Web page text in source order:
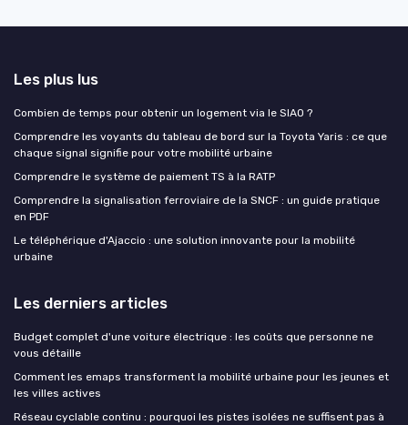
Les plus lus
Combien de temps pour obtenir un logement via le SIAO ?
Comprendre les voyants du tableau de bord sur la Toyota Yaris : ce que
chaque signal signifie pour votre mobilité urbaine
Comprendre le système de paiement TS à la RATP
Comprendre la signalisation ferroviaire de la SNCF : un guide pratique
en PDF
Le téléphérique d'Ajaccio : une solution innovante pour la mobilité
urbaine
Les derniers articles
Budget complet d'une voiture électrique : les coûts que personne ne
vous détaille
Comment les emaps transforment la mobilité urbaine pour les jeunes et
les villes actives
Réseau cyclable continu : pourquoi les pistes isolées ne suffisent pas à